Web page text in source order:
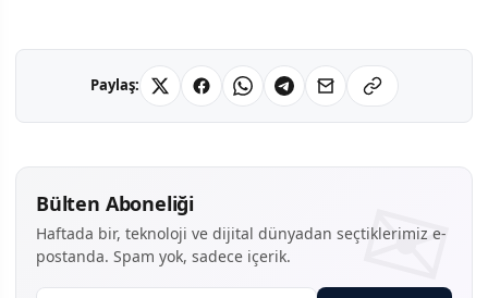
Paylaş:
Bülten Aboneliği
Haftada bir, teknoloji ve dijital dünyadan seçtiklerimiz e-
postanda. Spam yok, sadece içerik.